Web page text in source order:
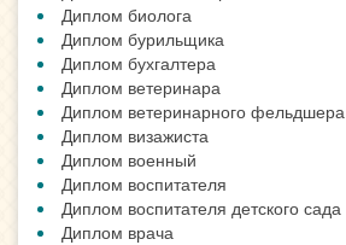
Диплом биолога
Диплом бурильщика
Диплом бухгалтера
Диплом ветеринара
Диплом ветеринарного фельдшера
Диплом визажиста
Диплом военный
Диплом воспитателя
Диплом воспитателя детского сада
Диплом врача